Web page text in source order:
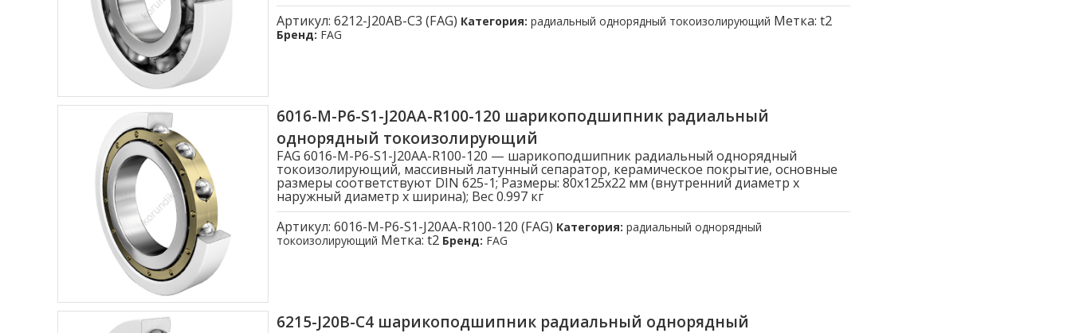
Артикул: 6212-J20AB-C3 (FAG) Категория: радиальный однорядный токоизолирующий Метка: t2
Бренд: FAG
6016-M-P6-S1-J20AA-R100-120 шарикоподшипник радиальный
однорядный токоизолирующий
FAG 6016-M-P6-S1-J20AA-R100-120 — шарикоподшипник радиальный однорядный
токоизолирующий, массивный латунный сепаратор, керамическое покрытие, основные
размеры соответствуют DIN 625-1; Размеры: 80x125x22 мм (внутренний диаметр x
наружный диаметр x ширина); Вес 0.997 кг
Артикул: 6016-M-P6-S1-J20AA-R100-120 (FAG) Категория: радиальный однорядный
токоизолирующий Метка: t2 Бренд: FAG
6215-J20B-C4 шарикоподшипник радиальный однорядный